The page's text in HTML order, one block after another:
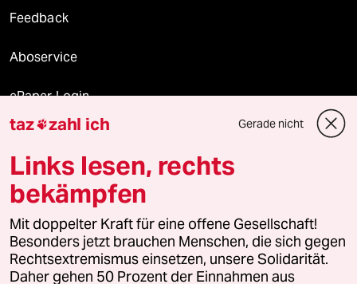
Feedback
Aboservice
ePaper Login
Downloads für Abonnierende
© 2026 taz Verlags und Vertriebs GmbH
Alle Rechte vorbehalten. Bei rechtlichen Fragen oder für Genehmigungen
wenden Sie sich bitte an lizenzen@taz.de
taz zahl ich Gerade nicht
Links lesen, rechts
bekämpfen
Mit doppelter Kraft für eine offene Gesellschaft!
Besonders jetzt brauchen Menschen, die sich gegen
Rechtsextremismus einsetzen, unsere Solidarität.
Daher gehen 50 Prozent der Einnahmen aus